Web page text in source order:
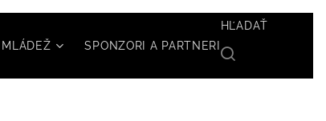
MLÁDEŽ SPONZORI A PARTNERI
HĽADAŤ